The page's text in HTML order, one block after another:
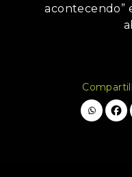
acontecendo”